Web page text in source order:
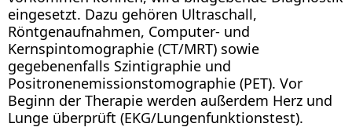
eingesetzt. Dazu gehören Ultraschall,
Röntgenaufnahmen, Computer- und
Kernspintomographie (CT/MRT) sowie
gegebenenfalls Szintigraphie und
Positronenemissionstomographie (PET). Vor
Beginn der Therapie werden außerdem Herz und
Lunge überprüft (EKG/Lungenfunktionstest).